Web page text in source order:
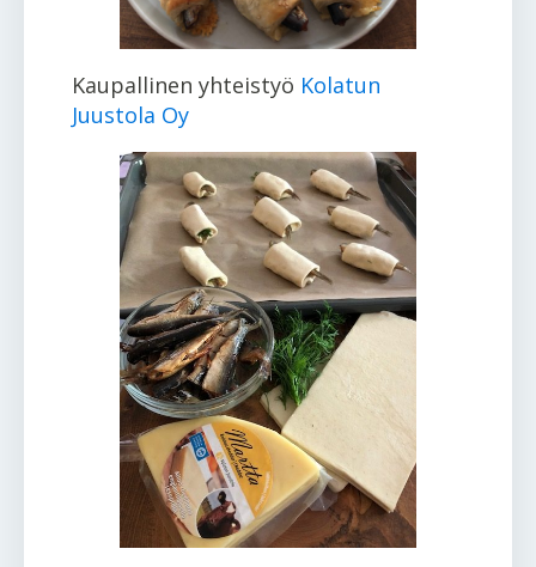
Kaupallinen yhteistyö Kolatun
Juustola Oy